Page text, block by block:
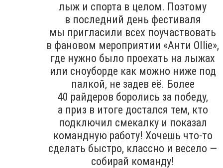
лыж и спорта в целом. Поэтому
в последний день фестиваля
мы пригласили всех поучаствовать
в фановом мероприятии «Анти Ollie»,
где нужно было проехать на лыжах
или сноуборде как можно ниже под
палкой, не задев её. Более
40 райдеров боролись за победу,
а приз в итоге достался тем, кто
подключил смекалку и показал
командную работу! Хочешь что-то
сделать быстро, классно и весело —
собирай команду!